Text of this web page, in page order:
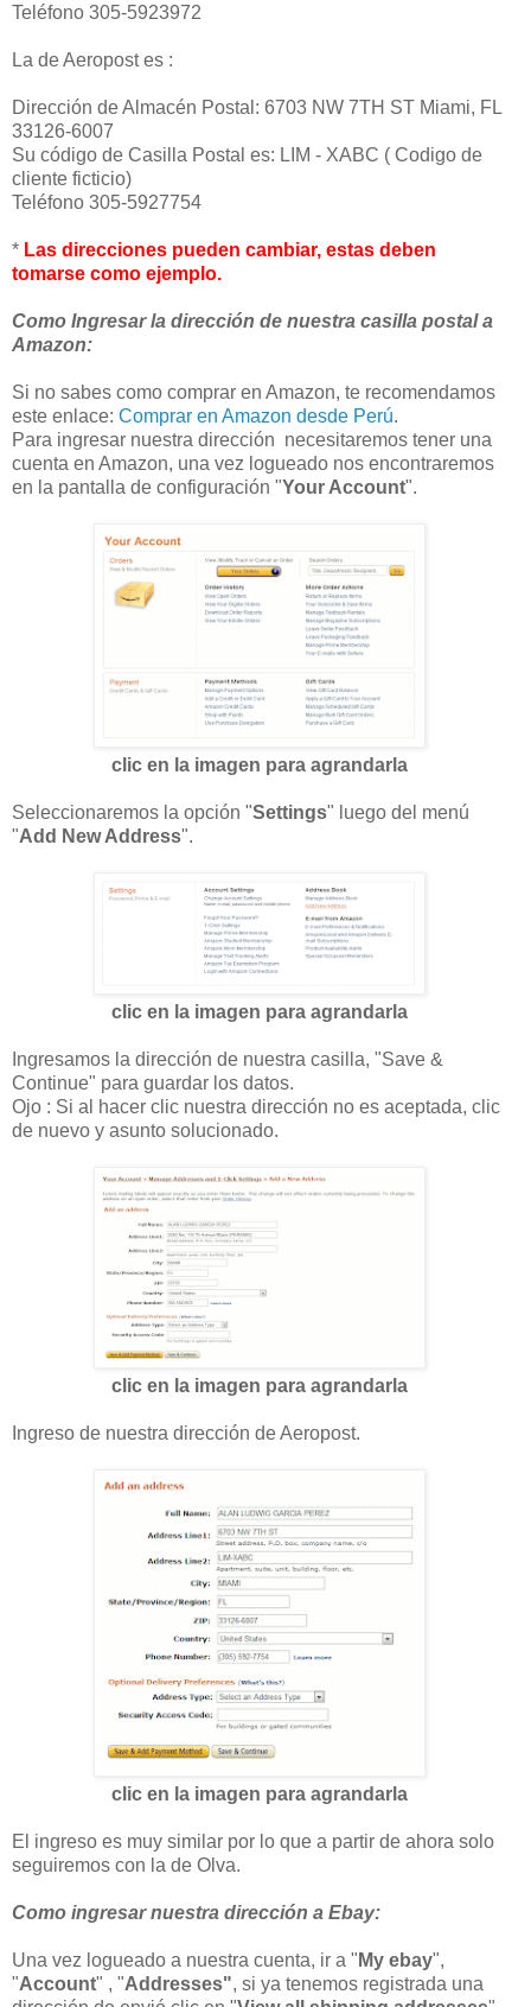
Teléfono 305-5923972
La de Aeropost es :
Dirección de Almacén Postal: 6703 NW 7TH ST Miami, FL
33126-6007
Su código de Casilla Postal es: LIM - XABC ( Codigo de
cliente ficticio)
Teléfono 305-5927754
* Las direcciones pueden cambiar, estas deben
tomarse como ejemplo.
Como Ingresar la dirección de nuestra casilla postal a
Amazon:
Si no sabes como comprar en Amazon, te recomendamos
este enlace: Comprar en Amazon desde Perú.
Para ingresar nuestra dirección necesitaremos tener una
cuenta en Amazon, una vez logueado nos encontraremos
en la pantalla de configuración "Your Account".
clic en la imagen para agrandarla
Seleccionaremos la opción "Settings" luego del menú
"Add New Address".
clic en la imagen para agrandarla
Ingresamos la dirección de nuestra casilla, "Save &
Continue" para guardar los datos.
Ojo : Si al hacer clic nuestra dirección no es aceptada, clic
de nuevo y asunto solucionado.
clic en la imagen para agrandarla
Ingreso de nuestra dirección de Aeropost.
clic en la imagen para agrandarla
El ingreso es muy similar por lo que a partir de ahora solo
seguiremos con la de Olva.
Como ingresar nuestra dirección a Ebay:
Una vez logueado a nuestra cuenta, ir a " My ebay",
"Account" , "Addresses", si ya tenemos registrada una